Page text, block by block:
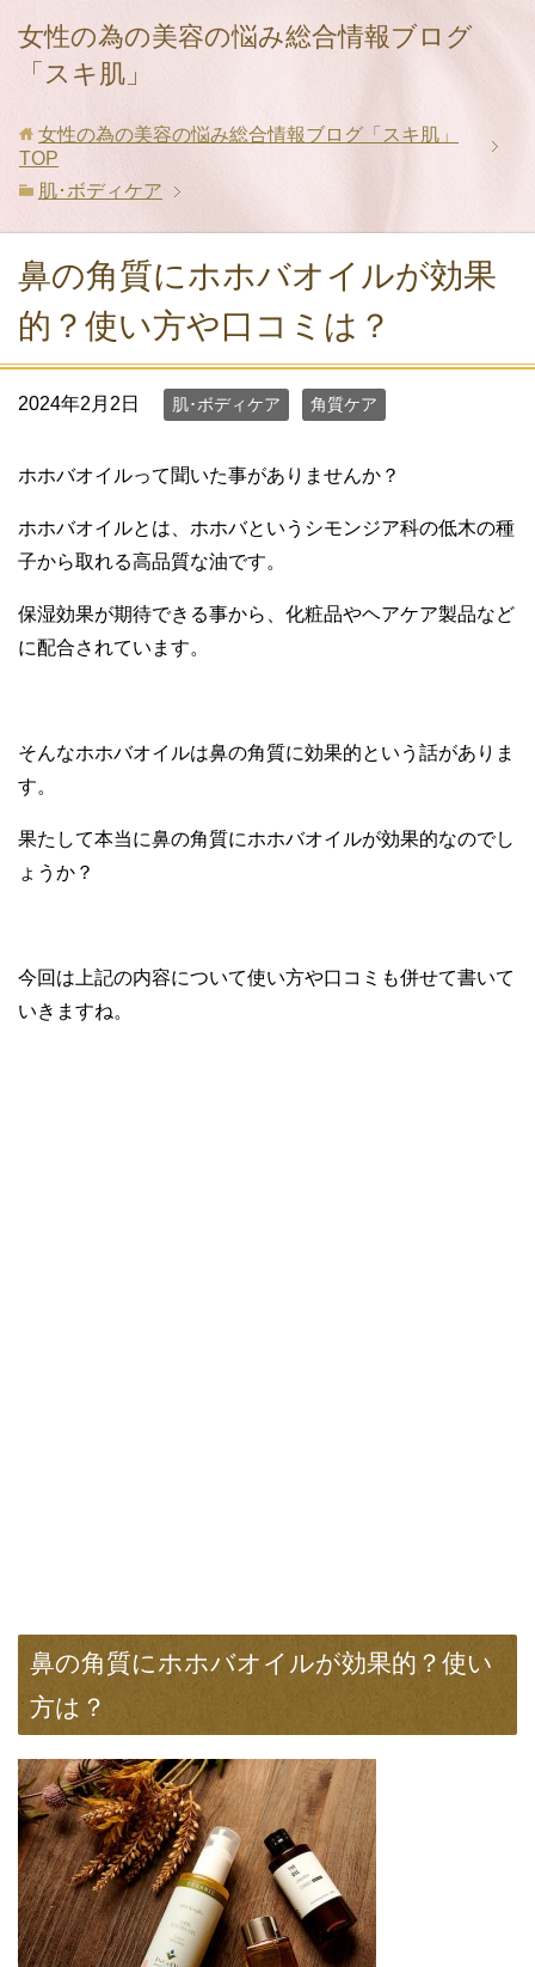
女性の為の美容の悩み総合情報ブログ
「スキ肌」
女性の為の美容の悩み総合情報ブログ「スキ肌」
TOP
肌･ボディケア
鼻の角質にホホバオイルが効果
的？使い方や口コミは？
2024年2月2日 肌･ボディケア 角質ケア
ホホバオイルって聞いた事がありませんか？
ホホバオイルとは、ホホバというシモンジア科の低木の種
子から取れる高品質な油です。
保湿効果が期待できる事から、化粧品やヘアケア製品など
に配合されています。
そんなホホバオイルは鼻の角質に効果的という話がありま
す。
果たして本当に鼻の角質にホホバオイルが効果的なのでし
ょうか？
今回は上記の内容について使い方や口コミも併せて書いて
いきますね。
鼻の角質にホホバオイルが効果的？使い
方は？